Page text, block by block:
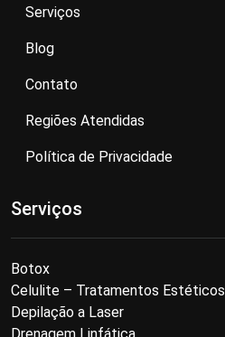
Serviços
Blog
Contato
Regiões Atendidas
Política de Privacidade
Serviços
Botox
Celulite – Tratamentos Estéticos
Depilação a Laser
Drenagem Linfática